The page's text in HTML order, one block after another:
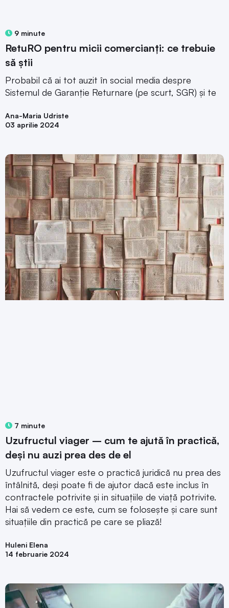
9 minute
RetuRO pentru micii comercianți: ce trebuie
să știi
Probabil că ai tot auzit în social media despre
Sistemul de Garanție Returnare (pe scurt, SGR) și te
Ana-Maria Udriste
03 aprilie 2024
7 minute
Uzufructul viager – cum te ajută în practică,
deși nu auzi prea des de el
Uzufructul viager este o practică juridică nu prea des
întâlnită, deși poate fi de ajutor dacă este inclus în
contractele potrivite și in situațiile de viață potrivite.
Hai să vedem ce este, cum se folosește și care sunt
situațiile din practică pe care se pliază!
Huleni Elena
14 februarie 2024